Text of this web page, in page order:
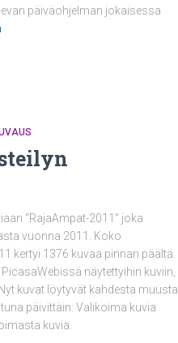
päiväohjelman jokaisessa
“RajaAmpat-2011” joka
vuonna 2011. Koko
kertyi 1376 kuvaa pinnan päältä.
näytettyihin kuviin,
kuvat löytyvät kahdesta muusta
päivittäin: Valikoima kuvia
kuvia.